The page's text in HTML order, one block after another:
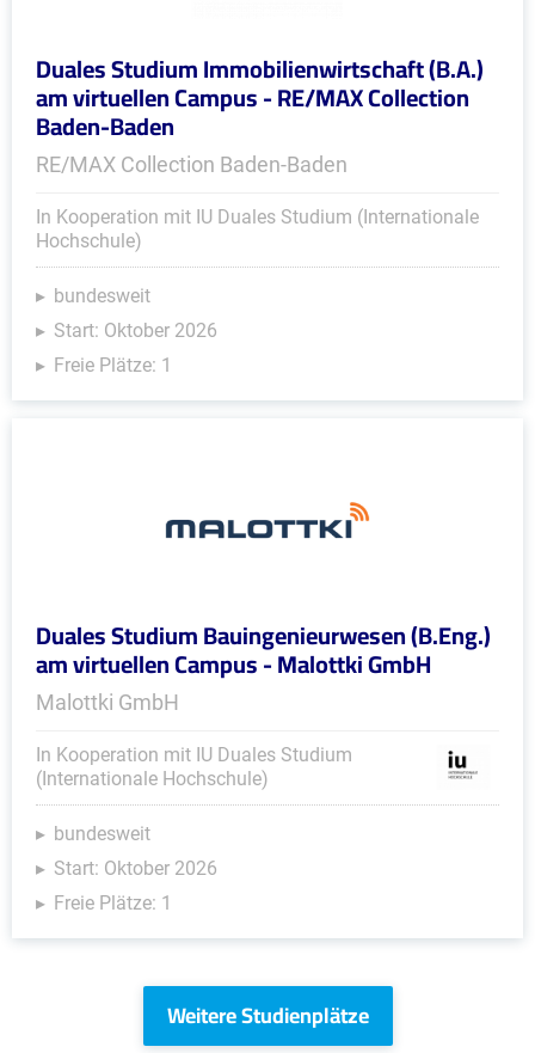
Duales Studium Immobilienwirtschaft (B.A.)
am virtuellen Campus - RE/MAX Collection
Baden-Baden
RE/MAX Collection Baden-Baden
In Kooperation mit IU Duales Studium (Internationale
Hochschule)
bundesweit
Start: Oktober 2026
Freie Plätze: 1
Duales Studium Bauingenieurwesen (B.Eng.)
am virtuellen Campus - Malottki GmbH
Malottki GmbH
In Kooperation mit IU Duales Studium
(Internationale Hochschule)
bundesweit
Start: Oktober 2026
Freie Plätze: 1
Weitere Studienplätze